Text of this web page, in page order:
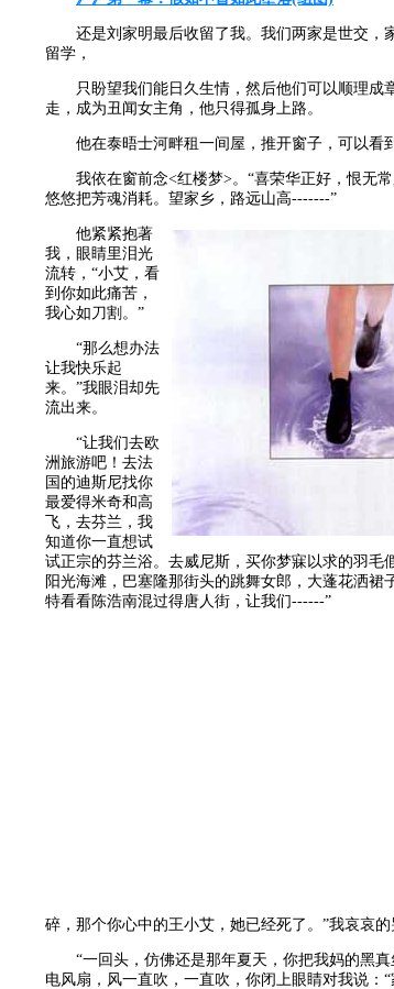
还是刘家明最后收留了我。我们两家是世交，
留学，
只盼望我们能日久生情，然后他们可以顺理成
走，成为丑闻女主角，他只得孤身上路。
他在泰晤士河畔租一间屋，推开窗子，可以看到
我依在窗前念<红楼梦>。“喜荣华正好，恨无常
悠悠把芳魂消耗。望家乡，路远山高-------”
他紧紧抱著
我，眼睛里泪光
流转，“小艾，看
到你如此痛苦，
我心如刀割。”
“那么想办法
让我快乐起
来。”我眼泪却先
流出来。
“让我们去欧
洲旅游吧！去法
国的迪斯尼找你
最爱得米奇和高
飞，去芬兰，我
知道你一直想试
试正宗的芬兰浴。去威尼斯，买你梦寐以求的羽毛
阳光海滩，巴塞隆那街头的跳舞女郎，大蓬花洒裙
特看看陈浩南混过得唐人街，让我们------”
碎，那个你心中的王小艾，她已经死了。”我哀哀的
“一回头，仿佛还是那年夏天，你把我妈的黑真
电风扇，风一直吹，一直吹，你闭上眼睛对我说：